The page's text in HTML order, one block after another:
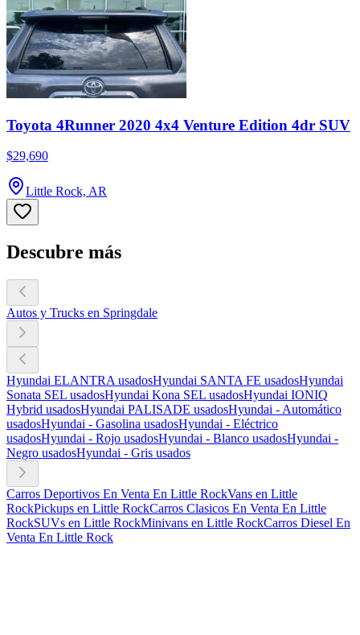
Toyota 4Runner 2020 4x4 Venture Edition 4dr SUV
$29,690
Little Rock, AR
Descubre más
Autos y Trucks en Springdale
Hyundai ELANTRA usadosHyundai SANTA FE usadosHyundai
Sonata SEL usadosHyundai Kona SEL usadosHyundai IONIQ
Hybrid usadosHyundai PALISADE usadosHyundai - Automático
usadosHyundai - Gasolina usadosHyundai - Eléctrico
usadosHyundai - Rojo usadosHyundai - Blanco usadosHyundai -
Negro usadosHyundai - Gris usados
Carros Deportivos En Venta En Little RockVans en Little
RockPickups en Little RockCarros Clasicos En Venta En Little
RockSUVs en Little RockMinivans en Little RockCarros Diesel En
Venta En Little Rock